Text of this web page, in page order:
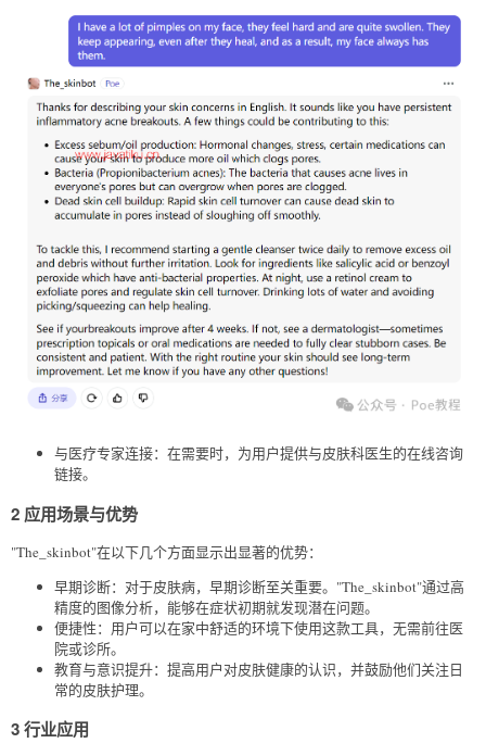
与医疗专家连接：在需要时，为用户提供与皮肤科医生的在线咨询
链接。
2 应用场景与优势
"The_skinbot"在以下几个方面显示出显著的优势：
早期诊断：对于皮肤病，早期诊断至关重要。"The_skinbot"通过高
精度的图像分析，能够在症状初期就发现潜在问题。
便捷性：用户可以在家中舒适的环境下使用这款工具，无需前往医
院或诊所。
教育与意识提升：提高用户对皮肤健康的认识，并鼓励他们关注日
常的皮肤护理。
3 行业应用